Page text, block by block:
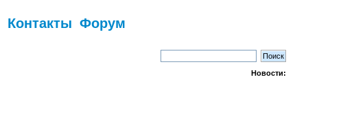
Контакты Форум
Новости: